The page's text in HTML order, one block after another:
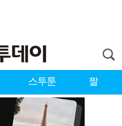
스투툰 짤